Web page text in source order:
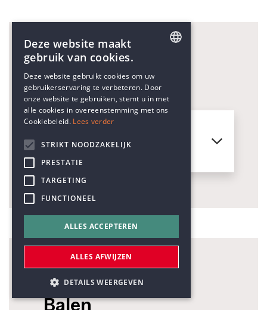
2480
_Dessel
Feestcomité Witgoor 207
2490
_Balen
DUTCH
Deze website maakt
gebruik van cookies.
Deze website gebruikt cookies om uw
gebruikerservaring te verbeteren. Door
onze website te gebruiken, stemt u in met
alle cookies in overeenstemming met ons
Cookiebeleid. Lees verder
STRIKT NOODZAKELIJK
PRESTATIE
TARGETING
FUNCTIONEEL
ALLES ACCEPTEREN
ALLES AFWIJZEN
DETAILS WEERGEVEN